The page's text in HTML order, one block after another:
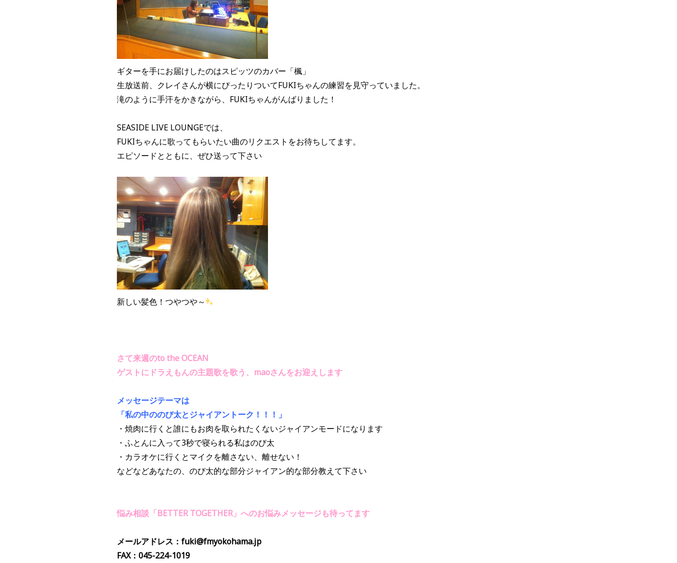
ギターを手にお届けしたのはスピッツのカバー「楓」
生放送前、クレイさんが横にぴったりついてFUKIちゃんの練習を見守っていました。
滝のように手汗をかきながら、FUKIちゃんがんばりました！
SEASIDE LIVE LOUNGEでは、
FUKIちゃんに歌ってもらいたい曲のリクエストをお待ちしてます。
エピソードとともに、ぜひ送って下さい
新しい髪色！つやつや～
さて来週のto the OCEAN
ゲストにドラえもんの主題歌を歌う、maoさんをお迎えします
メッセージテーマは
「私の中ののび太とジャイアントーク！！！」
・焼肉に行くと誰にもお肉を取られたくないジャイアンモードになります
・ふとんに入って3秒で寝られる私はのび太
・カラオケに行くとマイクを離さない、離せない！
などなどあなたの、のび太的な部分ジャイアン的な部分教えて下さい
悩み相談「BETTER TOGETHER」へのお悩みメッセージも待ってます
メールアドレス：fuki@fmyokohama.jp
FAX：045-224-1019